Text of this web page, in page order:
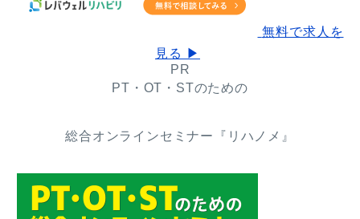
無料で求人を
見る ▶
PR
PT・OT・STのための
総合オンラインセミナー『リハノメ』